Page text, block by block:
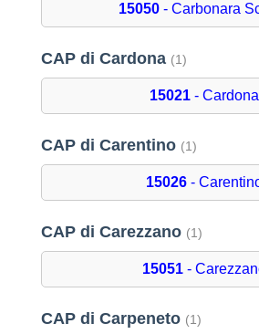
15050 - Carbonara
CAP di Cardona (1)
15021- Cardona
CAP di Carentino (1)
15026-
CAP di Carezzano (1)
15051-
CAP di Carpeneto (1)